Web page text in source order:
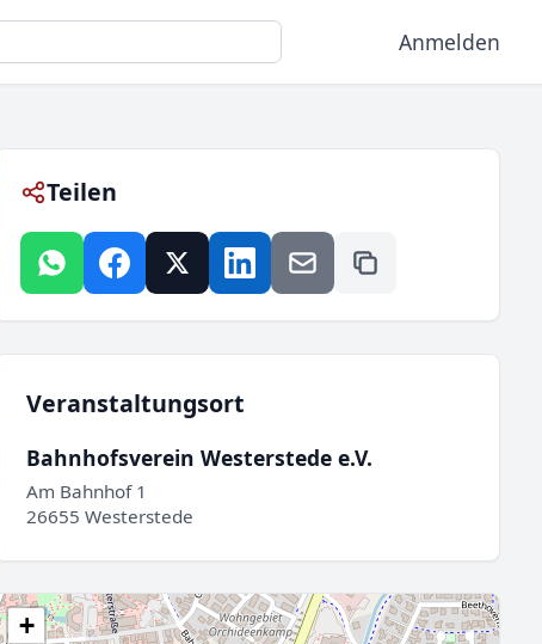
Anmelden
Teilen
Veranstaltungsort
Bahnhofsverein Westerstede e.V.
Am Bahnhof 1
26655 Westerstede
+